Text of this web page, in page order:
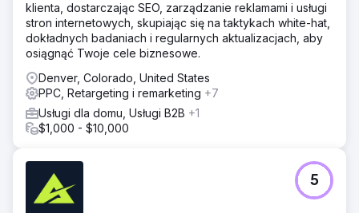
klienta, dostarczając SEO, zarządzanie reklamami i usługi
stron internetowych, skupiając się na taktykach white-hat,
dokładnych badaniach i regularnych aktualizacjach, aby
osiągnąć Twoje cele biznesowe.
Denver, Colorado, United States
PPC, Retargeting i remarketing +7
Usługi dla domu, Usługi B2B +1
$1,000 - $10,000
5